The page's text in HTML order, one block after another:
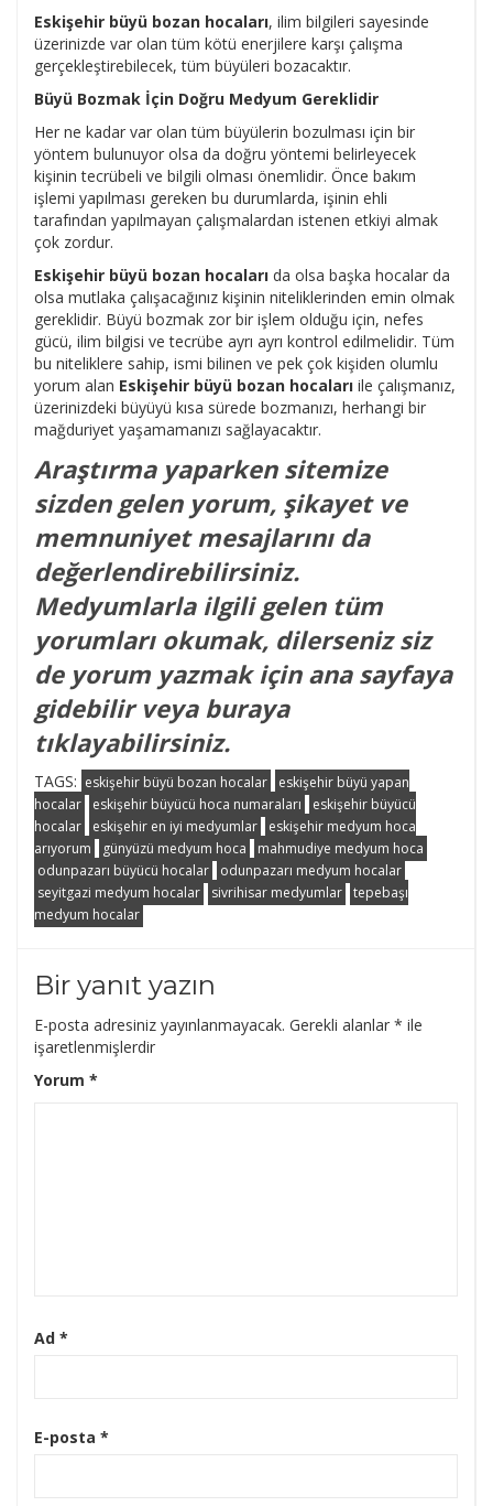
Eskişehir büyü bozan hocaları, ilim bilgileri sayesinde
üzerinizde var olan tüm kötü enerjilere karşı çalışma
gerçekleştirebilecek, tüm büyüleri bozacaktır.
Büyü Bozmak İçin Doğru Medyum Gereklidir
Her ne kadar var olan tüm büyülerin bozulması için bir
yöntem bulunuyor olsa da doğru yöntemi belirleyecek
kişinin tecrübeli ve bilgili olması önemlidir. Önce bakım
işlemi yapılması gereken bu durumlarda, işinin ehli
tarafından yapılmayan çalışmalardan istenen etkiyi almak
çok zordur.
Eskişehir büyü bozan hocaları da olsa başka hocalar da
olsa mutlaka çalışacağınız kişinin niteliklerinden emin olmak
gereklidir. Büyü bozmak zor bir işlem olduğu için, nefes
gücü, ilim bilgisi ve tecrübe ayrı ayrı kontrol edilmelidir. Tüm
bu niteliklere sahip, ismi bilinen ve pek çok kişiden olumlu
yorum alan Eskişehir büyü bozan hocaları ile çalışmanız,
üzerinizdeki büyüyü kısa sürede bozmanızı, herhangi bir
mağduriyet yaşamamanızı sağlayacaktır.
Araştırma yaparken sitemize
sizden gelen yorum, şikayet ve
memnuniyet mesajlarını da
değerlendirebilirsiniz.
Medyumlarla ilgili gelen tüm
yorumları okumak, dilerseniz siz
de yorum yazmak için ana sayfaya
gidebilir veya buraya
tıklayabilirsiniz.
TAGS: eskişehir büyü bozan hocalar
eskişehir büyü yapan
hocalar
eskişehir büyücü hoca numaraları
eskişehir büyücü
hocalar
eskişehir en iyi medyumlar
eskişehir medyum hoca
arıyorum
günyüzü medyum hoca
mahmudiye medyum hoca
odunpazarı büyücü hocalar
odunpazarı medyum hocalar
seyitgazi medyum hocalar
sivrihisar medyumlar tepebaşı
medyum hocalar
Bir yanıt yazın
E-posta adresiniz yayınlanmayacak. Gerekli alanlar * ile
işaretlenmişlerdir
Yorum *
Ad *
E-posta *